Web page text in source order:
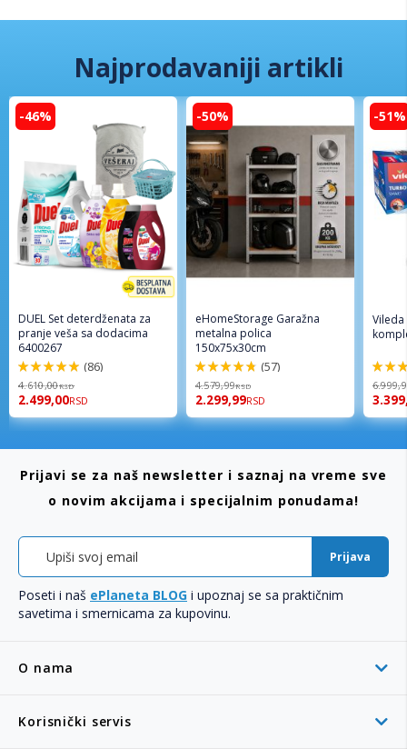
Najprodavaniji artikli
-46%
DUEL Set deterdženata za
pranje veša sa dodacima
6400267
98%
(86)
4.610,00RSD
2.499,00RSD
-50%
eHomeStorage Garažna
metalna polica
150x75x30cm
96%
(57)
4.579,99RSD
2.299,99RSD
-51%
92%
O nama
Korisnički servis
Prijavi se za naš newsletter i saznaj na vreme sve
o novim akcijama i specijalnim ponudama!
Prijava
Poseti i naš ePlaneta BLOG i upoznaj se sa praktičnim
savetima i smernicama za kupovinu.